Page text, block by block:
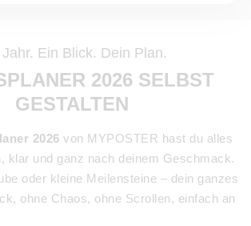
Jahr. Ein Blick. Dein Plan.
2026 SELBST
GESTALTEN
2026 von MYPOSTER hast du alles
klar und ganz nach deinem Geschmack.
oder kleine Meilensteine – dein ganzes
ohne Chaos, ohne Scrollen, einfach an